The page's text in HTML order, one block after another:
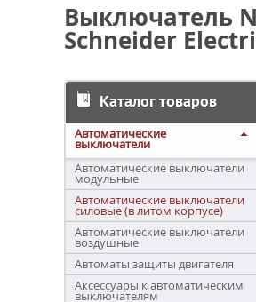
Выключатель
Schneider
Каталог товаров
Автоматические
выключатели
Автоматические выключатели
модульные
Автоматические выключатели
силовые (в литом корпусе)
Автоматические выключатели
воздушные
Автоматы защиты двигателя
Аксессуары к автоматическим
выключателям